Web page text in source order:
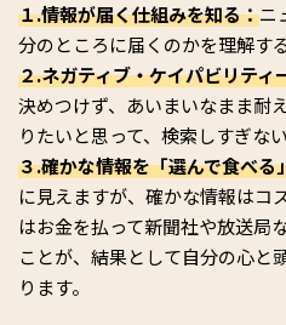
１.情報が届く仕組みを知る：ニ
分のところに届くのかを理解す
２.ネガティブ・ケイパビリティ
決めつけず、あいまいなまま耐
りたいと思って、検索しすぎな
３.確かな情報を「選んで食べる
に見えますが、確かな情報はコ
はお金を払って新聞社や放送局
ことが、結果として自分の心と
ります。